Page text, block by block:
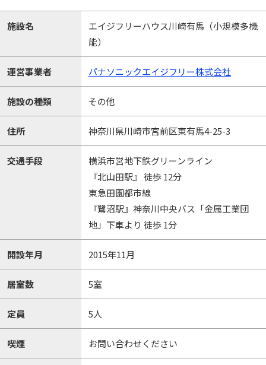
施設名
エイジフリーハウス川崎有馬（小規模多機
能）
運営事業者 パナソニックエイジフリー株式会社
施設の種類 その他
住所 神奈川県川崎市宮前区東有馬4-25-3
交通手段
横浜市営地下鉄グリーンライン
『北山田駅』 徒歩 12分
東急田園都市線
『鷺沼駅』神奈川中央バス「金属工業団
地」下車より 徒歩 1分
開設年月 2015年11月
居室数 5室
定員 5人
喫煙 お問い合わせください